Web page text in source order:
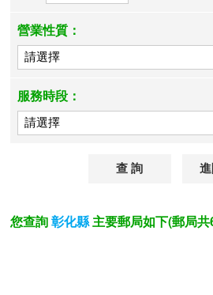
營業性質：
服務時段：
您查詢彰化縣 主要郵局如下(郵局